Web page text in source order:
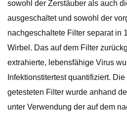
sowohl der Zerstäuber als auch
ausgeschaltet und sowohl der
nachgeschaltete Filter separat in
Wirbel. Das auf dem Filter
extrahierte, lebensfähige Virus
Infektionstitertest quantifiziert.
getesteten Filter wurde anhand
unter Verwendung der auf dem